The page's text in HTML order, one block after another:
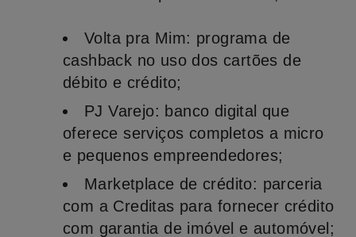
Volta pra Mim: programa de
cashback no uso dos cartões de
débito e crédito;
PJ Varejo: banco digital que
oferece serviços completos a micro
e pequenos empreendedores;
Marketplace de crédito: parceria
com a Creditas para fornecer crédito
com garantia de imóvel e automóvel;